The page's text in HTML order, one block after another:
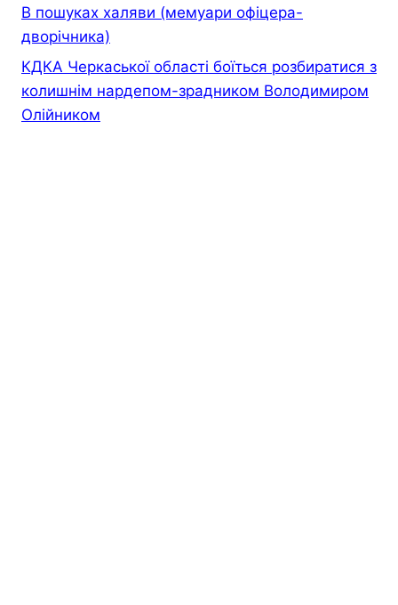
В пошуках халяви (мемуари офiцера-
дворiчника)
КДКА Черкаської області боїться розбиратися з
колишнім нардепом-зрадником Володимиром
Олійником